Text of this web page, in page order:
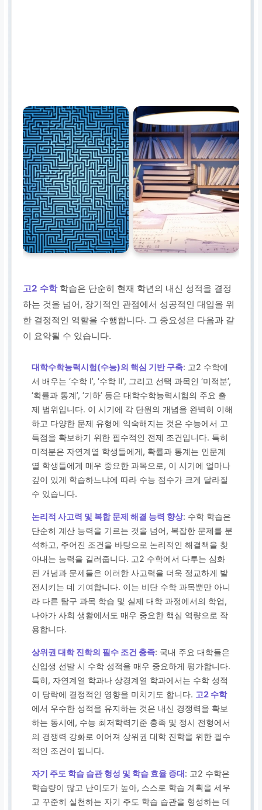
고2 수학학습은 단순히 현재 학년의 내신 성적을 결정
하는 것을 넘어, 장기적인 관점에서 성공적인 대입을 위
한 결정적인 역할을 수행합니다. 그 중요성은 다음과 같
이 요약될 수 있습니다.
대학수학능력시험(수능)의 핵심 기반 구축: 고2 수학에
서 배우는 ‘수학 I’, ‘수학 II’, 그리고 선택 과목인 ‘미적분’,
‘확률과 통계’, ‘기하’ 등은 대학수학능력시험의 주요 출
제 범위입니다. 이 시기에 각 단원의 개념을 완벽히 이해
하고 다양한 문제 유형에 익숙해지는 것은 수능에서 고
득점을 확보하기 위한 필수적인 전제 조건입니다. 특히
미적분은 자연계열 학생들에게, 확률과 통계는 인문계
열 학생들에게 매우 중요한 과목으로, 이 시기에 얼마나
깊이 있게 학습하느냐에 따라 수능 점수가 크게 달라질
수 있습니다.
논리적 사고력 및 복합 문제 해결 능력 향상: 수학 학습은
단순히 계산 능력을 기르는 것을 넘어, 복잡한 문제를 분
석하고, 주어진 조건을 바탕으로 논리적인 해결책을 찾
아내는 능력을 길러줍니다. 고2 수학에서 다루는 심화
된 개념과 문제들은 이러한 사고력을 더욱 정교하게 발
전시키는 데 기여합니다. 이는 비단 수학 과목뿐만 아니
라 다른 탐구 과목 학습 및 실제 대학 과정에서의 학업,
나아가 사회 생활에서도 매우 중요한 핵심 역량으로 작
용합니다.
상위권 대학 진학의 필수 조건 충족: 국내 주요 대학들은
신입생 선발 시 수학 성적을 매우 중요하게 평가합니다.
특히, 자연계열 학과나 상경계열 학과에서는 수학 성적
이 당락에 결정적인 영향을 미치기도 합니다. 고2 수학
에서 우수한 성적을 유지하는 것은 내신 경쟁력을 확보
하는 동시에, 수능 최저학력기준 충족 및 정시 전형에서
의 경쟁력 강화로 이어져 상위권 대학 진학을 위한 필수
적인 조건이 됩니다.
자기 주도 학습 습관 형성 및 학습 효율 증대: 고2 수학은
학습량이 많고 난이도가 높아, 스스로 학습 계획을 세우
고 꾸준히 실천하는 자기 주도 학습 습관을 형성하는 데